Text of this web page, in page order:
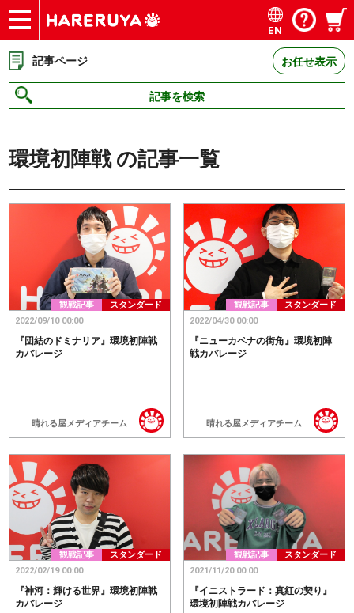
ショップ
買取
記事
デッキ検索
デッキ構築
選手一覧
店舗一覧
イベント
お問い合わせ
EN
記事ページ お任せ表示
記事を検索
環境初陣戦の記事一覧
観戦記事 スタンダード
晴れる屋メディアチーム
『団結のドミナリア』環境初陣戦
カバレージ
2022/09/10 00:00
観戦記事 スタンダード
晴れる屋メディアチーム
『ニューカペナの街角』環境初陣
戦カバレージ
2022/04/30 00:00
観戦記事 スタンダード
『神河：輝ける世界』環境初陣戦
カバレージ
2022/02/19 00:00
観戦記事 スタンダード
『イニストラード：真紅の契り』
環境初陣戦カバレージ
2021/11/20 00:00